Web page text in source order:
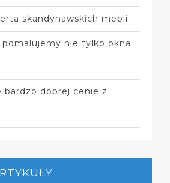
skandynawskich mebli
nie tylko okna
bardzo dobrej cenie z